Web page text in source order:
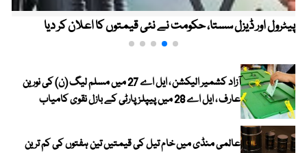
پیٹرول اور ڈیزل سستا، حکومت نے نئی قیمتوں کا اعلان کر دیا
آزاد کشمیر الیکشن ، ایل اے 27 میں مسلم لیگ (ن) کی نورین
عارف ، ایل اے 28 میں پیپلز پارٹی کے بازل نقوی کامیاب
عالمی منڈی میں خام تیل کی قیمتیں تین ہفتوں کی کم ترین